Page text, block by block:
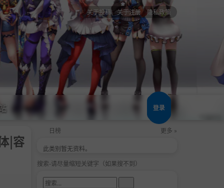
关于投稿 关于注册 隐私政策
登录
|容
日榜 更多 »
此类别暂无资料。
搜索-请尽量缩短关键字（如果搜不到）